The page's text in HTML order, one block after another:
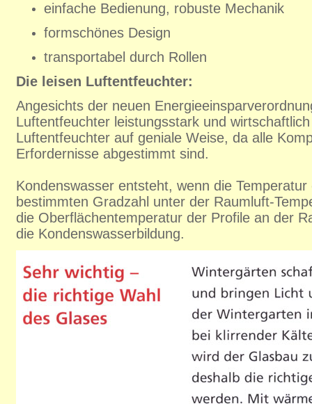
einfache Bedienung, robuste Mechanik
formschönes Design
transportabel durch Rollen
Die leisen Luftentfeuchter:
Angesichts der neuen
Luftentfeuchter leistungsstark und
Luftentfeuchter auf geniale Weise, da alle
Erfordernisse abgestimmt sind.
Kondenswasser entsteht, wenn die
bestimmten Gradzahl unter der Raumluft-
die Oberflächentemperatur der Profile an der
die Kondenswasserbildung.